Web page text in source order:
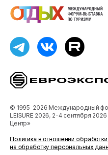
© 1995–2026 Международный
LEISURE 2026, 2-4 сентября
Центр»
Политика в отношении
на обработку персональных